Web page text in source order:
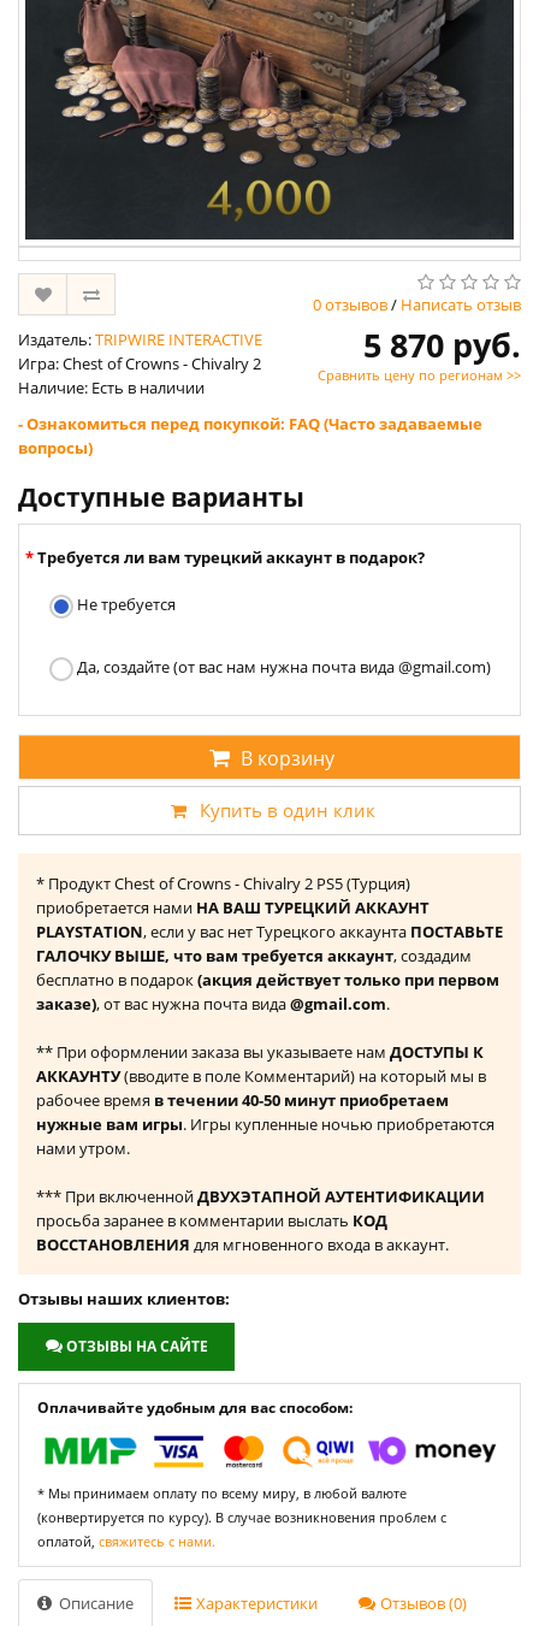
0 отзывов/ Написать отзыв
Издатель:TRIPWIRE INTERACTIVE
Игра: Chest of Crowns - Chivalry 2
Наличие: Есть в наличии
5 870 руб.
Сравнить цену по регионам >>
- Ознакомиться перед покупкой: FAQ (Часто задаваемые
вопросы)
Доступные варианты
Требуется ли вам турецкий аккаунт в подарок?
Не требуется
Да, создайте (от вас нам нужна почта вида @gmail.com)
В корзину
Купить в один клик
* Продукт Chest of Crowns - Chivalry 2 PS5 (Турция)
приобретается нами НА ВАШ ТУРЕЦКИЙ АККАУНТ
PLAYSTATION, если у вас нет Турецкого аккаунта ПОСТАВЬТЕ
ГАЛОЧКУ ВЫШЕ, что вам требуется аккаунт, создадим
бесплатно в подарок(акция действует только при первом
заказе), от вас нужна почта вида@gmail.com.
** При оформлении заказа вы указываете нам ДОСТУПЫ К
АККАУНТУ(вводите в поле Комментарий) на который мы в
рабочее время в течении 40-50 минут приобретаем
нужные вам игры. Игры купленные ночью приобретаются
нами утром.
*** При включеннойДВУХЭТАПНОЙ АУТЕНТИФИКАЦИИ
просьба заранее в комментарии выслать КОД
ВОССТАНОВЛЕНИЯ для мгновенного входа в аккаунт.
Отзывы наших клиентов:
ОТЗЫВЫ НА САЙТЕ
Оплачивайте удобным для вас способом:
* Мы принимаем оплату по всему миру, в любой валюте
(конвертируется по курсу). В случае возникновения проблем с
оплатой, свяжитесь с нами.
Описание Характеристики Отзывов (0)